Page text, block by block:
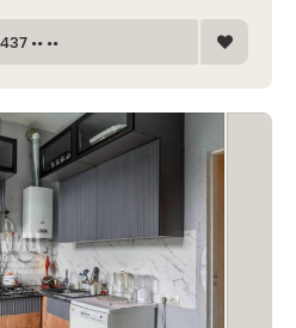
•• ••